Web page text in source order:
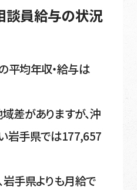
談員給与の状況
平均年収・給与は
差がありますが、沖
岩手県では177,657
手県よりも月給で